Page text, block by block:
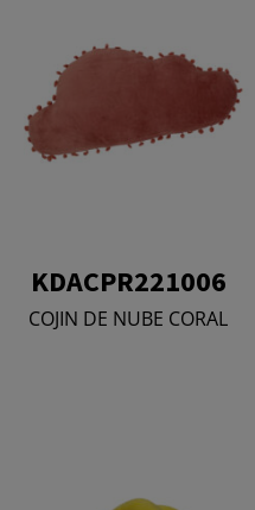
KDACPR221006
COJIN DE NUBE CORAL